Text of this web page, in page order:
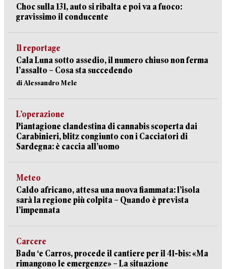
Choc sulla 131, auto si ribalta e poi va a fuoco:
gravissimo il conducente
Il reportage
Cala Luna sotto assedio, il numero chiuso non ferma
l’assalto – Cosa sta succedendo
di Alessandro Mele
L’operazione
Piantagione clandestina di cannabis scoperta dai
Carabinieri, blitz congiunto con i Cacciatori di
Sardegna: è caccia all’uomo
Meteo
Caldo africano, attesa una nuova fiammata: l’isola
sarà la regione più colpita – Quando è prevista
l’impennata
Carcere
Badu ‘e Carros, procede il cantiere per il 41-bis: «Ma
rimangono le emergenze» – La situazione